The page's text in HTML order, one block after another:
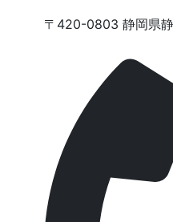
〒420-0803 静岡県